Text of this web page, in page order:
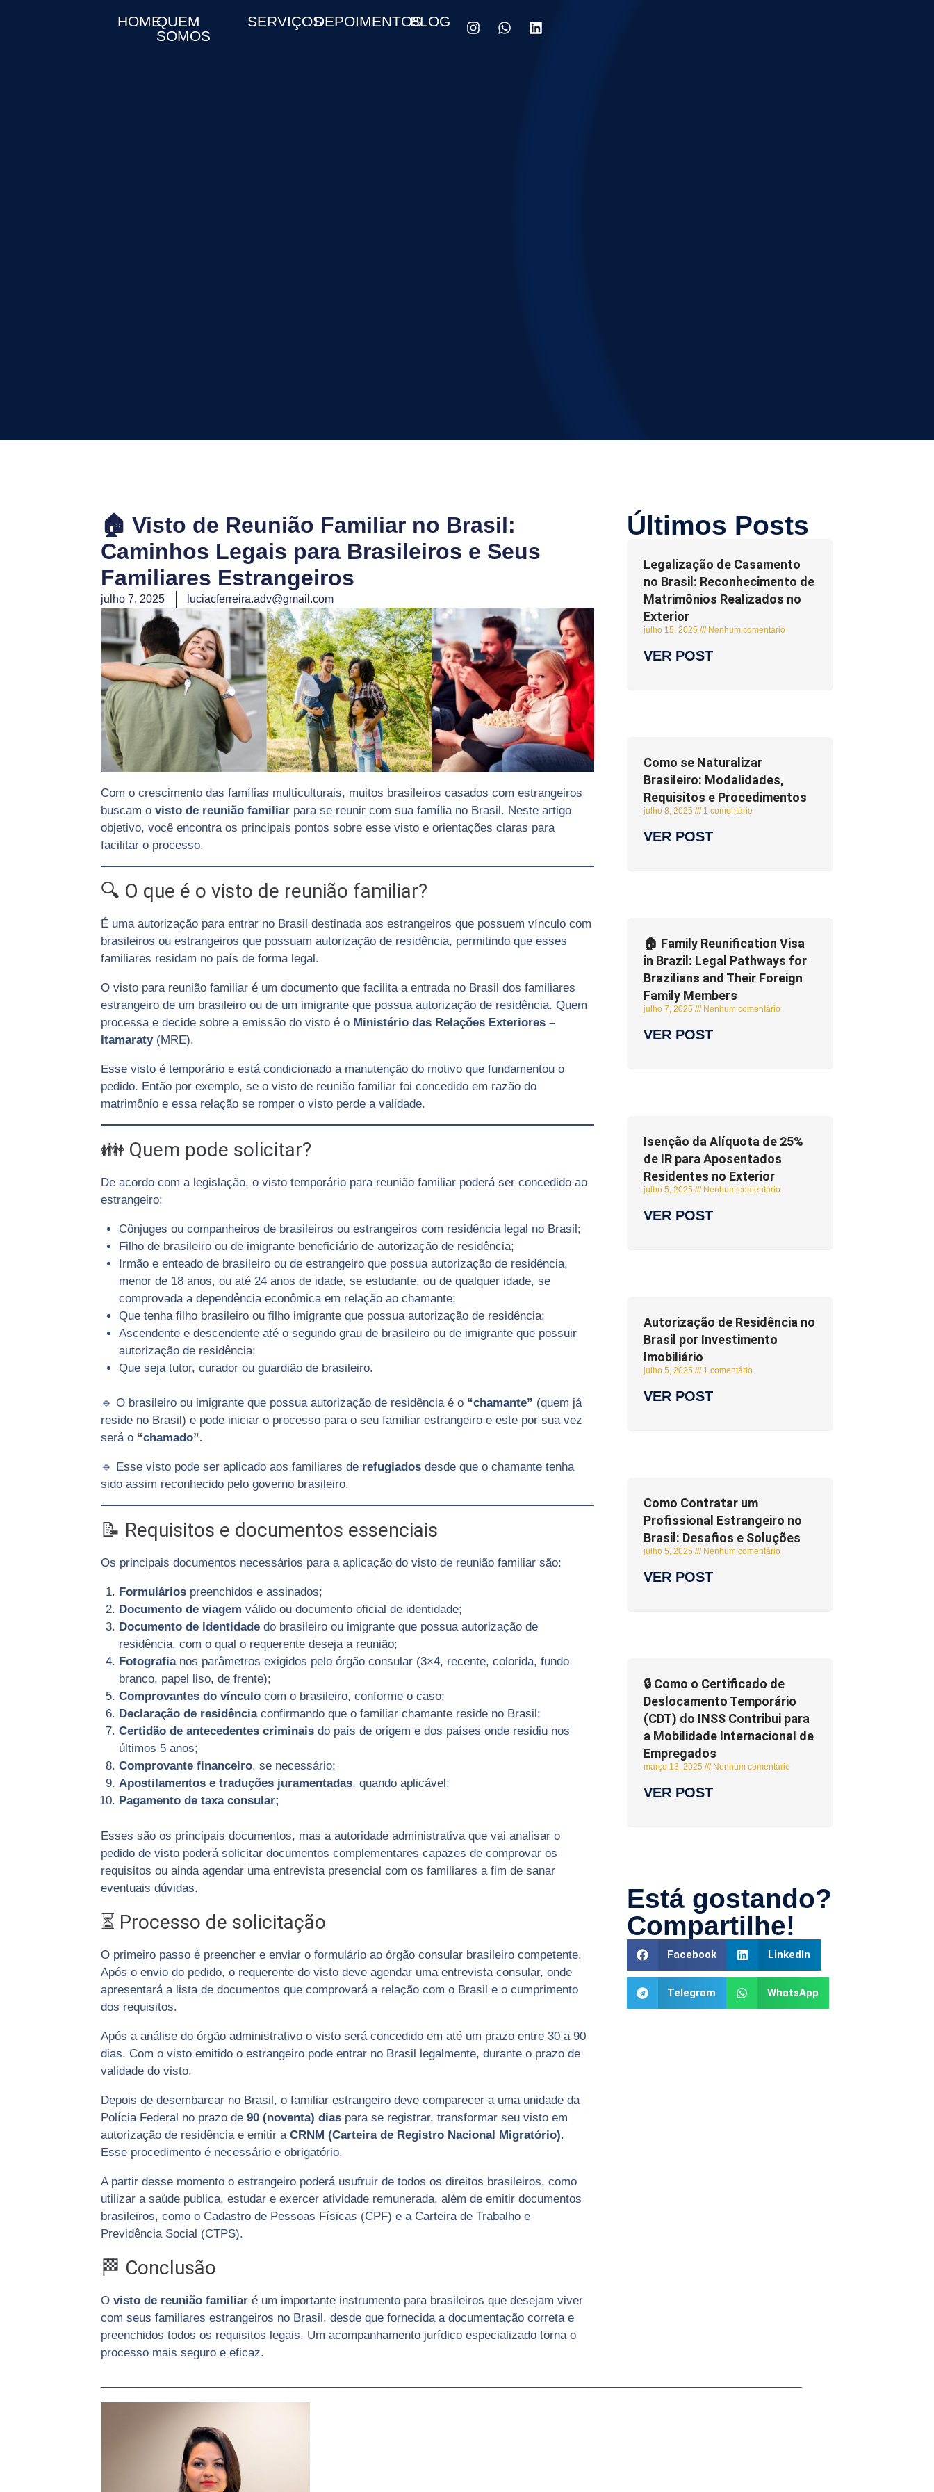
HOMEQUEM
SOMOS
SERVIÇOSDEPOIMENTOSBLOG
🏠 Visto de Reunião Familiar no Brasil:
Caminhos Legais para Brasileiros e Seus
Familiares Estrangeiros
julho 7, 2025 luciacferreira.adv@gmail.com
Com o crescimento das famílias multiculturais, muitos brasileiros casados com estrangeiros
buscam o visto de reunião familiar para se reunir com sua família no Brasil. Neste artigo
objetivo, você encontra os principais pontos sobre esse visto e orientações claras para
facilitar o processo.
🔍 O que é o visto de reunião familiar?
É uma autorização para entrar no Brasil destinada aos estrangeiros que possuem vínculo com
brasileiros ou estrangeiros que possuam autorização de residência, permitindo que esses
familiares residam no país de forma legal.
O visto para reunião familiar é um documento que facilita a entrada no Brasil dos familiares
estrangeiro de um brasileiro ou de um imigrante que possua autorização de residência. Quem
processa e decide sobre a emissão do visto é o Ministério das Relações Exteriores –
Itamaraty(MRE).
Esse visto é temporário e está condicionado a manutenção do motivo que fundamentou o
pedido. Então por exemplo, se o visto de reunião familiar foi concedido em razão do
matrimônio e essa relação se romper o visto perde a validade.
👪 Quem pode solicitar?
De acordo com a legislação, o visto temporário para reunião familiar poderá ser concedido ao
estrangeiro:
Cônjuges ou companheiros de brasileiros ou estrangeiros com residência legal no Brasil;
Filho de brasileiro ou de imigrante beneficiário de autorização de residência;
Irmão e enteado de brasileiro ou de estrangeiro que possua autorização de residência,
menor de 18 anos, ou até 24 anos de idade, se estudante, ou de qualquer idade, se
comprovada a dependência econômica em relação ao chamante;
Que tenha filho brasileiro ou filho imigrante que possua autorização de residência;
Ascendente e descendente até o segundo grau de brasileiro ou de imigrante que possuir
autorização de residência;
Que seja tutor, curador ou guardião de brasileiro.
🔹 O brasileiro ou imigrante que possua autorização de residência é o “chamante” (quem já
reside no Brasil) e pode iniciar o processo para o seu familiar estrangeiro e este por sua vez
será o “chamado”.
🔹 Esse visto pode ser aplicado aos familiares de refugiados desde que o chamante tenha
sido assim reconhecido pelo governo brasileiro.
📝 Requisitos e documentos essenciais
Os principais documentos necessários para a aplicação do visto de reunião familiar são:
Formulários preenchidos e assinados;
Documento de viagem válido ou documento oficial de identidade;
Documento de identidadedo brasileiro ou imigrante que possua autorização de
residência, com o qual o requerente deseja a reunião;
Fotografianos parâmetros exigidos pelo órgão consular (3×4, recente, colorida, fundo
branco, papel liso, de frente);
Comprovantes do vínculocom o brasileiro, conforme o caso;
Declaração de residênciaconfirmando que o familiar chamante reside no Brasil;
Certidão de antecedentes criminaisdo país de origem e dos países onde residiu nos
últimos 5 anos;
Comprovante financeiro, se necessário;
Apostilamentos e traduções juramentadas, quando aplicável;
Pagamento de taxa consular;
Esses são os principais documentos, mas a autoridade administrativa que vai analisar o
pedido de visto poderá solicitar documentos complementares capazes de comprovar os
requisitos ou ainda agendar uma entrevista presencial com os familiares a fim de sanar
eventuais dúvidas.
⏳ Processo de solicitação
O primeiro passo é preencher e enviar o formulário ao órgão consular brasileiro competente.
Após o envio do pedido, o requerente do visto deve agendar uma entrevista consular, onde
apresentará a lista de documentos que comprovará a relação com o Brasil e o cumprimento
dos requisitos.
Após a análise do órgão administrativo o visto será concedido em até um prazo entre 30 a 90
dias. Com o visto emitido o estrangeiro pode entrar no Brasil legalmente, durante o prazo de
validade do visto.
Depois de desembarcar no Brasil, o familiar estrangeiro deve comparecer a uma unidade da
Polícia Federal no prazo de 90 (noventa) dias para se registrar, transformar seu visto em
autorização de residência e emitir a CRNM (Carteira de Registro Nacional Migratório).
Esse procedimento é necessário e obrigatório.
A partir desse momento o estrangeiro poderá usufruir de todos os direitos brasileiros, como
utilizar a saúde publica, estudar e exercer atividade remunerada, além de emitir documentos
brasileiros, como o Cadastro de Pessoas Físicas (CPF) e a Carteira de Trabalho e
Previdência Social (CTPS).
🏁 Conclusão
O visto de reunião familiar é um importante instrumento para brasileiros que desejam viver
com seus familiares estrangeiros no Brasil, desde que fornecida a documentação correta e
preenchidos todos os requisitos legais. Um acompanhamento jurídico especializado torna o
processo mais seguro e eficaz.
Últimos Posts
Legalização de Casamento
no Brasil: Reconhecimento de
Matrimônios Realizados no
Exterior
julho 15, 2025 Nenhum comentário
VER POST
Como se Naturalizar
Brasileiro: Modalidades,
Requisitos e Procedimentos
julho 8, 2025 1 comentário
VER POST
🏠 Family Reunification Visa
in Brazil: Legal Pathways for
Brazilians and Their Foreign
Family Members
julho 7, 2025 Nenhum comentário
VER POST
Isenção da Alíquota de 25%
de IR para Aposentados
Residentes no Exterior
julho 5, 2025 Nenhum comentário
VER POST
Autorização de Residência no
Brasil por Investimento
Imobiliário
julho 5, 2025 1 comentário
VER POST
Como Contratar um
Profissional Estrangeiro no
Brasil: Desafios e Soluções
julho 5, 2025 Nenhum comentário
VER POST
🔒 Como o Certificado de
Deslocamento Temporário
(CDT) do INSS Contribui para
a Mobilidade Internacional de
Empregados
março 13, 2025 Nenhum comentário
VER POST
Está gostando?
Compartilhe!
Facebook LinkedIn
Telegram WhatsApp